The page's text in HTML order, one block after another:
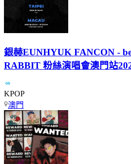
銀赫EUNHYUK FANCON -
RABBIT 粉絲演唱會澳門站
KPOP
澳門